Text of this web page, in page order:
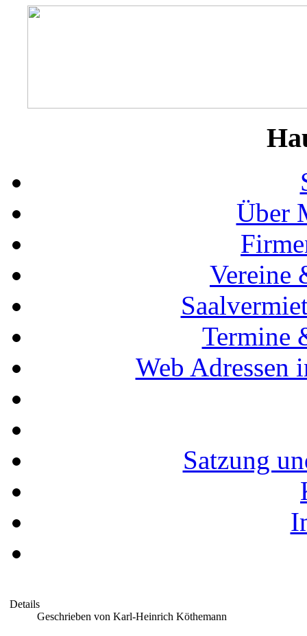
Über
Vereine
Termine
Web Adressen
Satzung
Details
Geschrieben von Karl-Heinrich Köthemann